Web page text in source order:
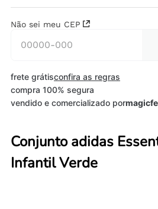
Não sei meu CEP
frete grátisconfira as regras
compra 100% segura
vendido e comercializado por
Conjunto adidas
Infantil Verde